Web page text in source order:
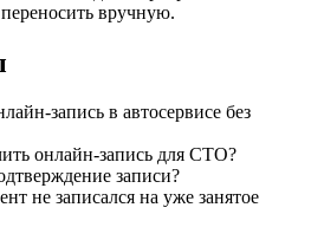
вручную.
запись в автосервисе без
онлайн-запись для СТО?
записи?
не записался на уже занятое